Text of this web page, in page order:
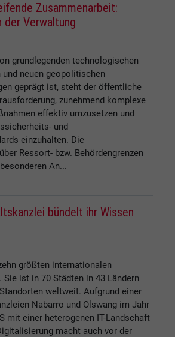
Zusammenarbeit:
der Verwaltung
grundlegenden technologischen
neuen geopolitischen
geprägt ist, steht der öffentliche
zunehmend komplexe
effektiv umzusetzen und
und
einzuhalten. Die
Ressort- bzw. Behördengrenzen
An...
bündelt ihr Wissen
größten internationalen
ist in 70 Städten in 43 Ländern
weltweit. Aufgrund einer
Nabarro und Olswang im Jahr
mit einer heterogenen IT-Landschaft
macht auch vor der